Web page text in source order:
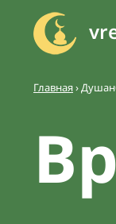
Главная›